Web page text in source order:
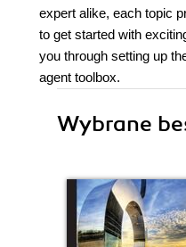
expert alike, each topic
to get started with
you through setting up
agent toolbox.
Wybrane